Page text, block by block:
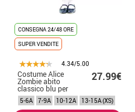
CONSEGNA 24/48 ORE
SUPER VENDITE
4.34/5.00
Costume Alice
Zombie abito
classico blu per
ragazze e
adolescenti
27.99€
5-6A 7-9A 10-12A 13-15A (XS)